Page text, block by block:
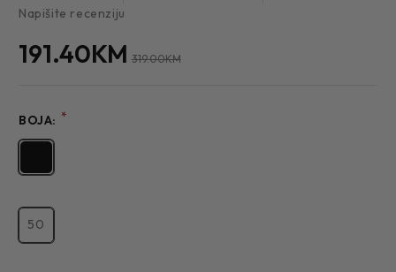
Napišite recenziju
191.40KM 319.00KM
BOJA: *
50